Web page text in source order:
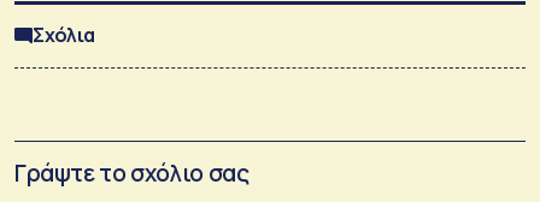
Σχόλια
Γράψτε το σχόλιο σας